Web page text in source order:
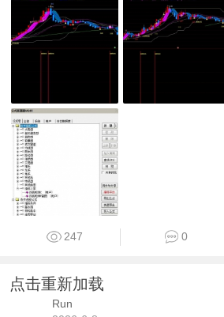
247 0
点击重新加载
Run